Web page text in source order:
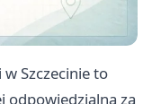
Szczecinie to
odpowiedzialna za